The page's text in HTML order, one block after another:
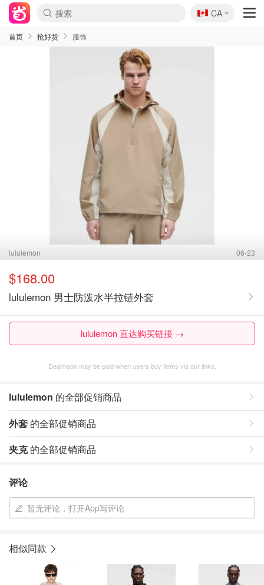
🇨🇦
CA
首页 抢好货 服饰
lululemon 06-23
$168.00
lululemon 男士防泼水半拉链外套
lululemon 直达购买链接 →
Dealmoon may be paid when users buy items via our links.
lululemon 的全部促销商品
外套 的全部促销商品
夹克的全部促销商品
评论
暂无评论，打开App写评论
相似同款